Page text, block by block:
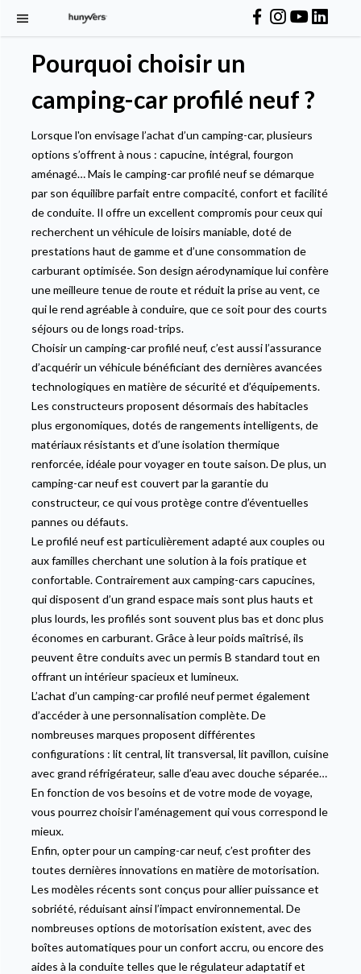
Pourquoi choisir un
camping-car profilé neuf ?
Lorsque l'on envisage l’achat d’un camping-car, plusieurs
options s’offrent à nous : capucine, intégral, fourgon
aménagé… Mais le camping-car profilé neuf se démarque
par son équilibre parfait entre compacité, confort et facilité
de conduite. Il offre un excellent compromis pour ceux qui
recherchent un véhicule de loisirs maniable, doté de
prestations haut de gamme et d’une consommation de
carburant optimisée. Son design aérodynamique lui confère
une meilleure tenue de route et réduit la prise au vent, ce
qui le rend agréable à conduire, que ce soit pour des courts
séjours ou de longs road-trips.
Choisir un camping-car profilé neuf, c’est aussi l’assurance
d’acquérir un véhicule bénéficiant des dernières avancées
technologiques en matière de sécurité et d’équipements.
Les constructeurs proposent désormais des habitacles
plus ergonomiques, dotés de rangements intelligents, de
matériaux résistants et d’une isolation thermique
renforcée, idéale pour voyager en toute saison. De plus, un
camping-car neuf est couvert par la garantie du
constructeur, ce qui vous protège contre d’éventuelles
pannes ou défauts.
Le profilé neuf est particulièrement adapté aux couples ou
aux familles cherchant une solution à la fois pratique et
confortable. Contrairement aux camping-cars capucines,
qui disposent d’un grand espace mais sont plus hauts et
plus lourds, les profilés sont souvent plus bas et donc plus
économes en carburant. Grâce à leur poids maîtrisé, ils
peuvent être conduits avec un permis B standard tout en
offrant un intérieur spacieux et lumineux.
L’achat d’un camping-car profilé neuf permet également
d’accéder à une personnalisation complète. De
nombreuses marques proposent différentes
configurations : lit central, lit transversal, lit pavillon, cuisine
avec grand réfrigérateur, salle d’eau avec douche séparée…
En fonction de vos besoins et de votre mode de voyage,
vous pourrez choisir l’aménagement qui vous correspond le
mieux.
Enfin, opter pour un camping-car neuf, c’est profiter des
toutes dernières innovations en matière de motorisation.
Les modèles récents sont conçus pour allier puissance et
sobriété, réduisant ainsi l’impact environnemental. De
nombreuses options de motorisation existent, avec des
boîtes automatiques pour un confort accru, ou encore des
aides à la conduite telles que le régulateur adaptatif et